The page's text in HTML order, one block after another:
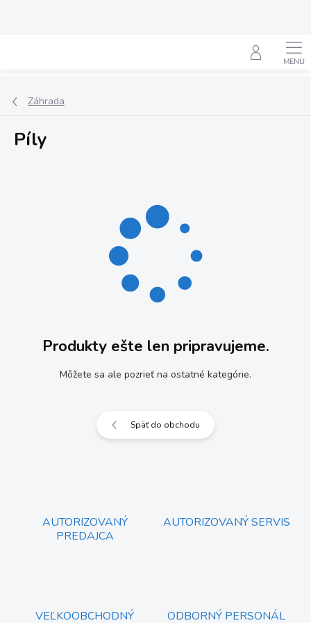
Hľadať
Záhrada
Píly
Produkty ešte len pripravujeme.
Môžete sa ale pozrieť na ostatné kategórie.
Späť do obchodu
AUTORIZOVANÝ
PREDAJCA
AUTORIZOVANÝ SERVIS
VEĽKOOBCHODNÝ
ODBORNÝ PERSONÁL